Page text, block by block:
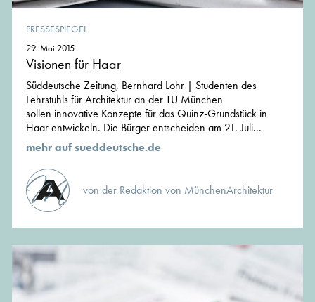
PRESSESPIEGEL
29. Mai 2015
Visionen für Haar
Süddeutsche Zeitung, Bernhard Lohr | Studenten des
Lehrstuhls für Architektur an der TU München
sollen innovative Konzepte für das Quinz-Grundstück in
Haar entwickeln. Die Bürger entscheiden am 21. Juli...
mehr auf sueddeutsche.de
von der Redaktion von MünchenArchitektur